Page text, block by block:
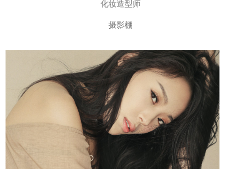
化妆造型师
摄影棚